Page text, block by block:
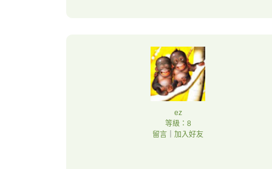
ez
等級：8
留言
加入好友